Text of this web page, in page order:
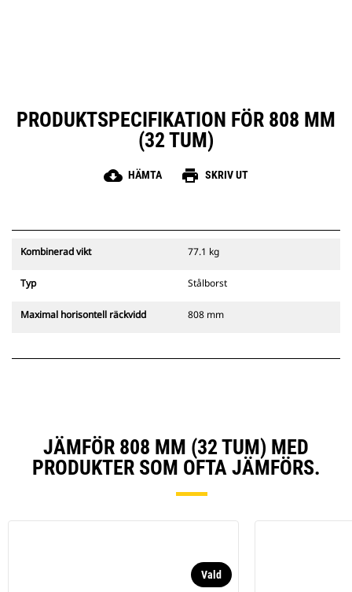
PRODUKTSPECIFIKATION FÖR 808 MM
(32 TUM)
cloud_download HÄMTA print SKRIV UT
Kombinerad vikt 77.1 kg
Typ Stålborst
Maximal horisontell räckvidd 808 mm
JÄMFÖR 808 MM (32 TUM) MED
PRODUKTER SOM OFTA JÄMFÖRS.
Vald